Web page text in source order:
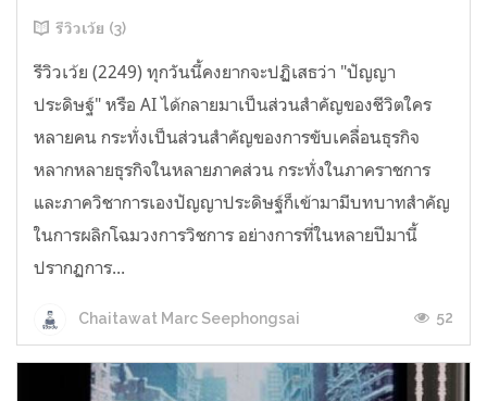
รีวิวเว้ย (3)
รีวิวเว้ย (2249) ทุกวันนี้คงยากจะปฏิเสธว่า "ปัญญา
ประดิษฐ์" หรือ AI ได้กลายมาเป็นส่วนสำคัญของชีวิตใคร
หลายคน กระทั่งเป็นส่วนสำคัญของการขับเคลื่อนธุรกิจ
หลากหลายธุรกิจในหลายภาคส่วน กระทั่งในภาคราชการ
และภาควิชาการเองปัญญาประดิษฐ์ก็เข้ามามีบทบาทสำคัญ
ในการผลิกโฉมวงการวิชการ อย่างการที่ในหลายปีมานี้
ปรากฏการ...
Chaitawat Marc Seephongsai 52